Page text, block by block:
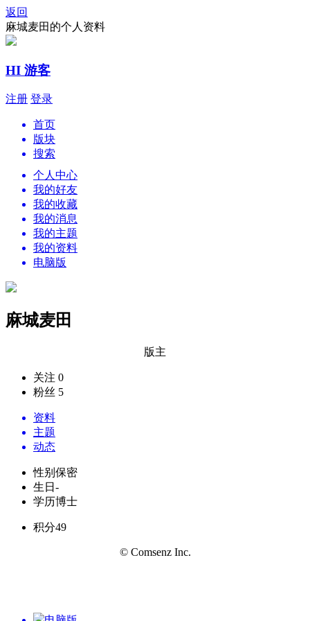
返回
麻城麦田的个人资料
HI 游客
注册 登录
首页
版块
搜索
个人中心
我的好友
我的收藏
我的消息
我的主题
我的资料
电脑版
麻城麦田
版主
关注 0
粉丝 5
资料
主题
动态
性别 保密
生日 -
学历博士
积分49
© Comsenz Inc.